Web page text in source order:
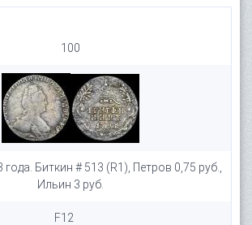
100
года. Биткин # 513 (R1), Петров 0,75 руб.,
Ильин 3 руб.
F12